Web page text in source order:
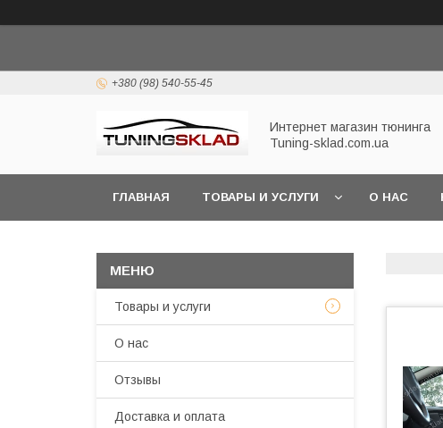
+380 (98) 540-55-45
Интернет магазин тюнинга
Tuning-sklad.com.ua
ГЛАВНАЯ ТОВАРЫ И УСЛУГИ О НАС
Товары и услуги
О нас
Отзывы
Доставка и оплата